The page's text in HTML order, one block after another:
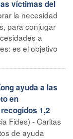
víctimas del
la necesidad
para conjugar
a
es el objetivo
ayuda a las
en
1,2
Fides) - Caritas
de ayuda